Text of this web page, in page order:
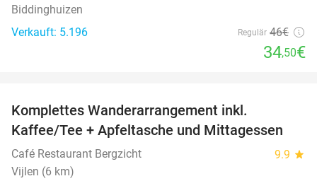
Biddinghuizen
Verkauft: 5.196
Regulär 46€
34,50€
Komplettes Wanderarrangement inkl.
Kaffee/Tee + Apfeltasche und Mittagessen
Café Restaurant Bergzicht 9.9 star
Vijlen (6 km)